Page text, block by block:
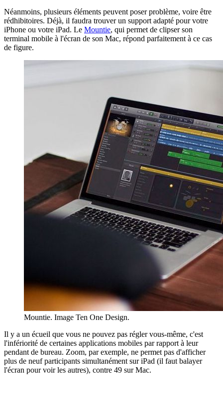
Néanmoins, plusieurs éléments peuvent poser problème, voire être
rédhibitoires. Déjà, il faudra trouver un support adapté pour votre
iPhone ou votre iPad. Le Mountie, qui permet de clipser son
terminal mobile à l'écran de son Mac, répond parfaitement à ce cas
de figure.
Mountie. Image Ten One Design.
Il y a un écueil que vous ne pouvez pas régler vous-même, c'est
l'infériorité de certaines applications mobiles par rapport à leur
pendant de bureau. Zoom, par exemple, ne permet pas d'afficher
plus de neuf participants simultanément sur iPad (il faut balayer
l'écran pour voir les autres), contre 49 sur Mac.